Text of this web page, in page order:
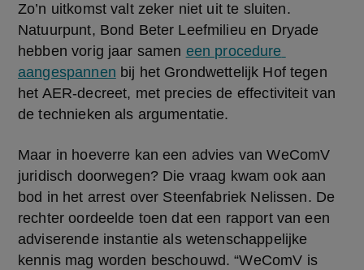
Zo’n uitkomst valt zeker niet uit te sluiten.
Natuurpunt, Bond Beter Leefmilieu en Dryade
hebben vorig jaar samen een procedure
aangespannen bij het Grondwettelijk Hof tegen
het AER-decreet, met precies de effectiviteit van
de technieken als argumentatie.
Maar in hoeverre kan een advies van WeComV
juridisch doorwegen? Die vraag kwam ook aan
bod in het arrest over Steenfabriek Nelissen. De
rechter oordeelde toen dat een rapport van een
adviserende instantie als wetenschappelijke
kennis mag worden beschouwd. “WeComV is